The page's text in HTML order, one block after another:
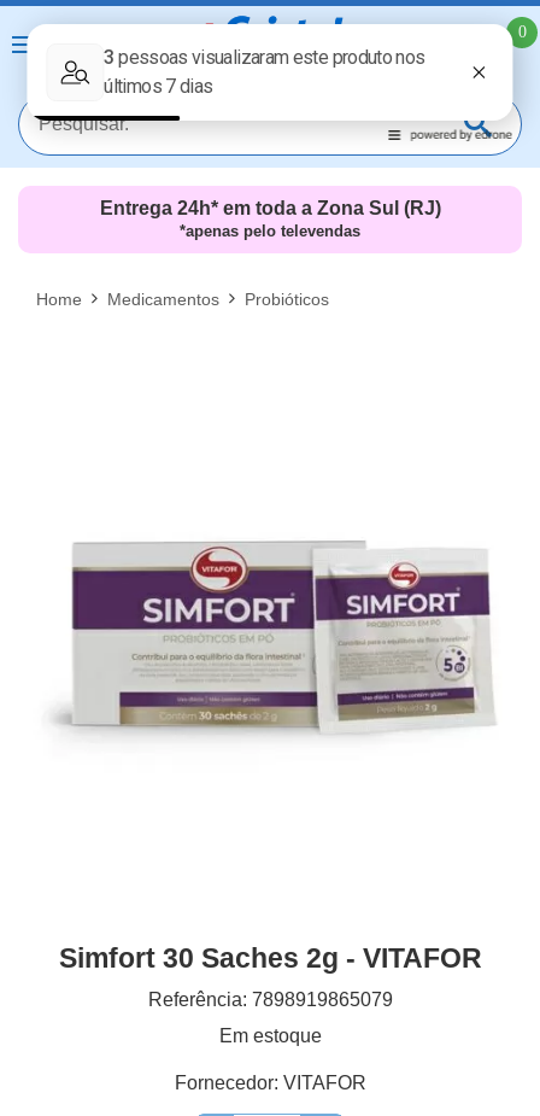
0
MAIS RESULTADOS
Entrega 24h* em toda a Zona Sul (RJ)
*apenas pelo televendas
Home Medicamentos Probióticos
Simfort 30 Saches 2g - VITAFOR
Referência: 7898919865079
Em estoque
Fornecedor: VITAFOR